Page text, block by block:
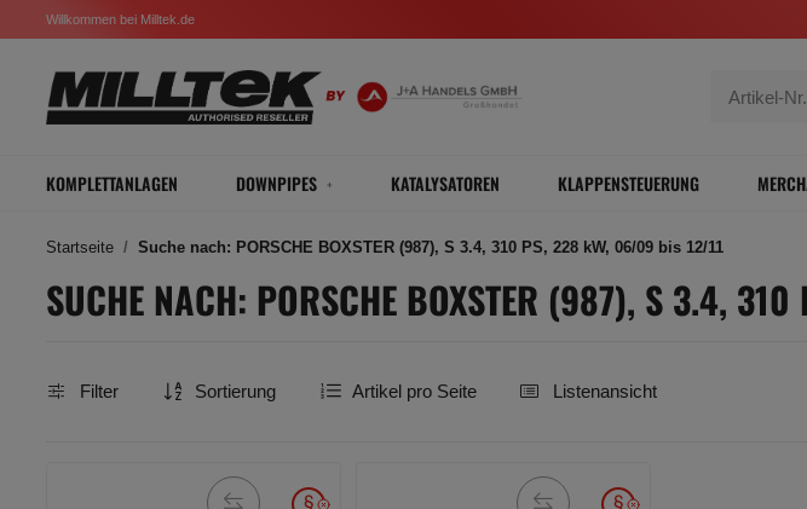
Willkommen bei Milltek.de
KOMPLETTANLAGEN DOWNPIPES KATALYSATOREN KLAPPENSTEUERUNG
Startseite Suche nach: PORSCHE BOXSTER (987), S 3.4, 310 PS, 228 kW, 06/09 bis 12/11
SUCHE NACH: PORSCHE BOXSTER (987), S 3.4,
Filter Sortierung Artikel pro Seite Listenansicht